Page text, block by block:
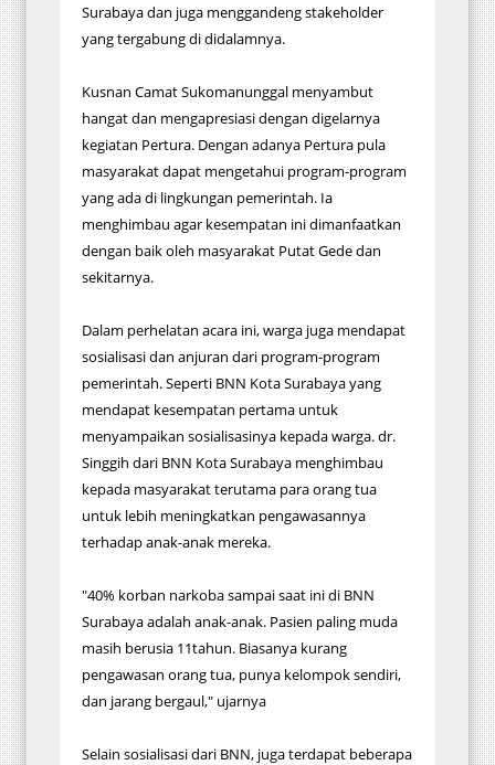
Surabaya dan juga menggandeng stakeholder
yang tergabung di didalamnya.
Kusnan Camat Sukomanunggal menyambut
hangat dan mengapresiasi dengan digelarnya
kegiatan Pertura. Dengan adanya Pertura pula
masyarakat dapat mengetahui program-program
yang ada di lingkungan pemerintah. Ia
menghimbau agar kesempatan ini dimanfaatkan
dengan baik oleh masyarakat Putat Gede dan
sekitarnya.
Dalam perhelatan acara ini, warga juga mendapat
sosialisasi dan anjuran dari program-program
pemerintah. Seperti BNN Kota Surabaya yang
mendapat kesempatan pertama untuk
menyampaikan sosialisasinya kepada warga. dr.
Singgih dari BNN Kota Surabaya menghimbau
kepada masyarakat terutama para orang tua
untuk lebih meningkatkan pengawasannya
terhadap anak-anak mereka.
"40% korban narkoba sampai saat ini di BNN
Surabaya adalah anak-anak. Pasien paling muda
masih berusia 11tahun. Biasanya kurang
pengawasan orang tua, punya kelompok sendiri,
dan jarang bergaul," ujarnya
Selain sosialisasi dari BNN, juga terdapat beberapa